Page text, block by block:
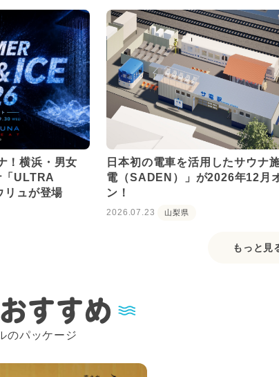
！横浜・男女
「ULTRA
リュが登場
日本初の電車を活用したサウナ
電（SADEN）」が2026年12月
ン！
2026.07.23 山梨県
もっと見
すすめ
のパッケージ